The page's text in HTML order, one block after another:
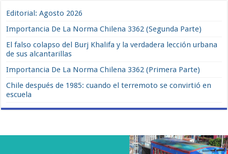
Editorial: Agosto 2026
Importancia De La Norma Chilena 3362 (Segunda Parte)
El falso colapso del Burj Khalifa y la verdadera lección urbana
de sus alcantarillas
Importancia De La Norma Chilena 3362 (Primera Parte)
Chile después de 1985: cuando el terremoto se convirtió en
escuela